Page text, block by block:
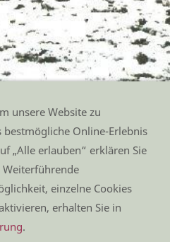
auf Altefeld
unsere Website zu
Online-Erlebnis
„Alle erlauben“ erklären Sie
einzelne Cookies
erhalten Sie in
.